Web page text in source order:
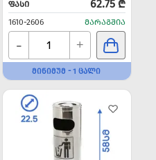
ᲤᲐᲡᲘ 62.75 ₾
1610-2606 ᲛᲐᲠᲐᲒᲨᲘᲐ
- +
ᲛᲘᲜᲘᲛᲣᲛ - 1 ᲪᲐᲚᲘ